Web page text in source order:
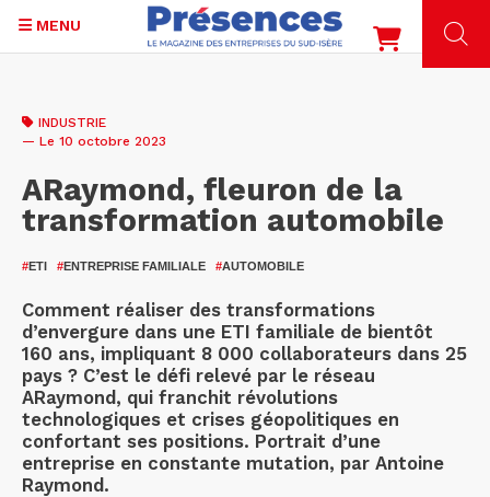
contenu
MENU
INDUSTRIE
— Le 10 octobre 2023
ARaymond, fleuron de la
transformation automobile
#ETI #ENTREPRISE FAMILIALE #AUTOMOBILE
Comment réaliser des transformations
d’envergure dans une ETI familiale de bientôt
160 ans, impliquant 8 000 collaborateurs dans 25
pays ? C’est le défi relevé par le réseau
ARaymond, qui franchit révolutions
technologiques et crises géopolitiques en
confortant ses positions. Portrait d’une
entreprise en constante mutation, par Antoine
Raymond.